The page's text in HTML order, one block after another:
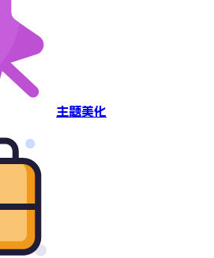
主题美化